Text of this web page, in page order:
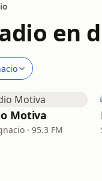
en
Motiva
· 95.3 FM